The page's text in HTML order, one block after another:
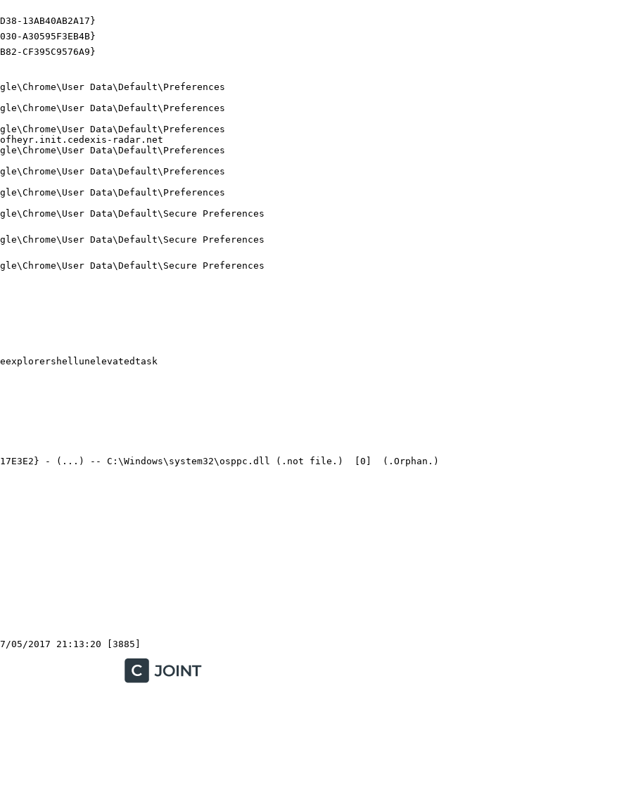
13AB40AB2A17}
A30595F3EB4B}
CF395C9576A9}
Data\Default\Preferences
Data\Default\Preferences
Data\Default\Preferences
radar.net
Data\Default\Preferences
Data\Default\Preferences
Data\Default\Preferences
Data\Default\Secure Preferences
Data\Default\Secure Preferences
Data\Default\Secure Preferences
- (...) -- C:\Windows\system32\osppc.dll (.not file.)  [0]  (.Orphan.)